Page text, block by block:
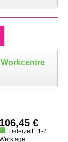
106,45 €
Lieferzeit : 1-2
Werktage